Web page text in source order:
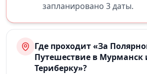
запланировано 3 даты.
Где проходит «За
Путешествие в Мурманск
Териберку»?